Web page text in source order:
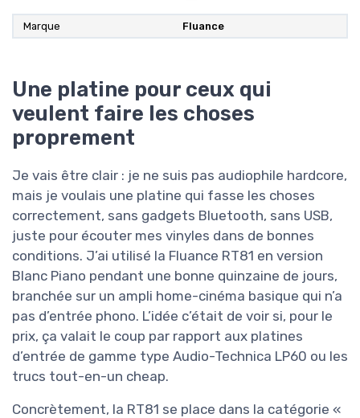
Marque ‎Fluance
Une platine pour ceux qui
veulent faire les choses
proprement
Je vais être clair : je ne suis pas audiophile hardcore,
mais je voulais une platine qui fasse les choses
correctement, sans gadgets Bluetooth, sans USB,
juste pour écouter mes vinyles dans de bonnes
conditions. J’ai utilisé la Fluance RT81 en version
Blanc Piano pendant une bonne quinzaine de jours,
branchée sur un ampli home-cinéma basique qui n’a
pas d’entrée phono. L’idée c’était de voir si, pour le
prix, ça valait le coup par rapport aux platines
d’entrée de gamme type Audio-Technica LP60 ou les
trucs tout-en-un cheap.
Concrètement, la RT81 se place dans la catégorie «